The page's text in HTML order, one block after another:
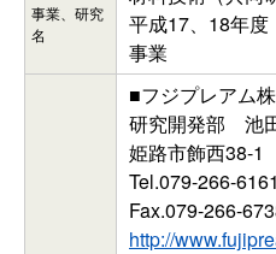
事業、研究
名
平成17、18年
事業
■フジプレアム
研究開発部 池
姫路市飾西38-1
Tel.079-266-
Fax.079-266-
http://